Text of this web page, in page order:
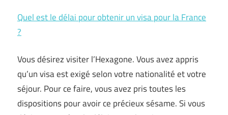
Quel est le délai pour obtenir un visa pour la France
?
Vous désirez visiter l’Hexagone. Vous avez appris
qu’un visa est exigé selon votre nationalité et votre
séjour. Pour ce faire, vous avez pris toutes les
dispositions pour avoir ce précieux sésame. Si vous